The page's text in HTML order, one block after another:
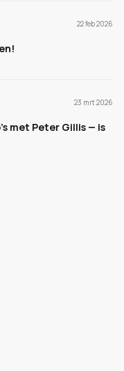
22 feb 2026
23 mrt 2026
met Peter Gillis — is